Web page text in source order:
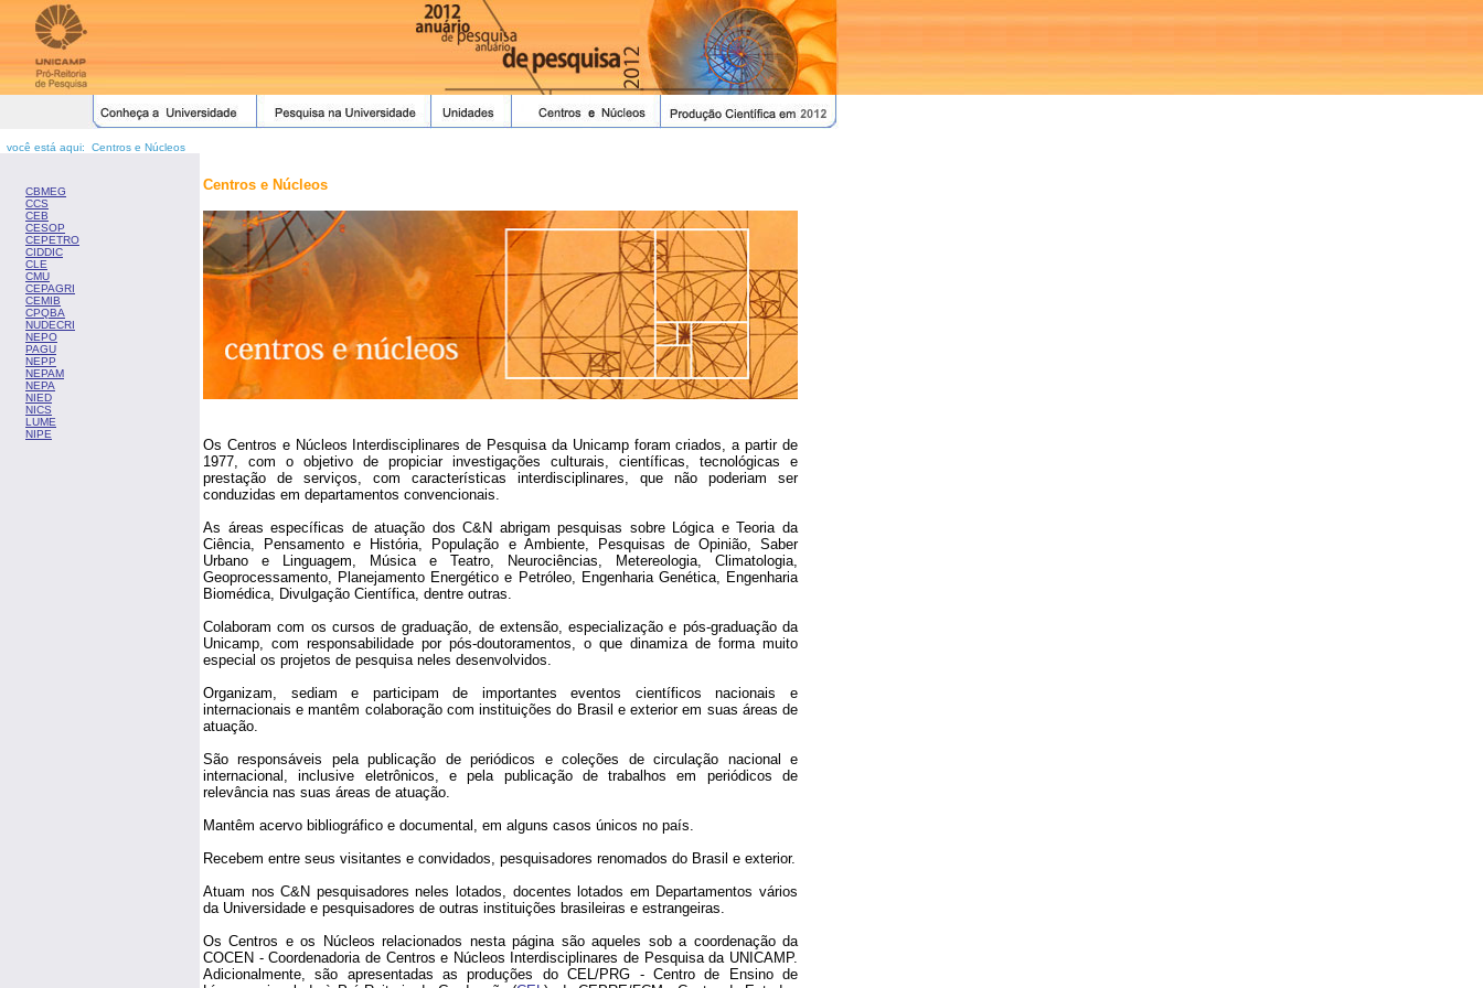
você está aqui: Centros e Núcleos
CBMEG
CCS
CEB
CESOP
CEPETRO
CIDDIC
CLE
CMU
CEPAGRI
CEMIB
CPQBA
NUDECRI
NEPO
PAGU
NEPP
NEPAM
NEPA
NIED
NICS
LUME
NIPE
Centros e Núcleos
Os Centros e Núcleos Interdisciplinares de Pesquisa da Unicamp foram criados, a partir de
1977, com o objetivo de propiciar investigações culturais, científicas, tecnológicas e
prestação de serviços, com características interdisciplinares, que não poderiam ser
conduzidas em departamentos convencionais.
As áreas específicas de atuação dos C&N abrigam pesquisas sobre Lógica e Teoria da
Ciência, Pensamento e História, População e Ambiente, Pesquisas de Opinião, Saber
Urbano e Linguagem, Música e Teatro, Neurociências, Metereologia, Climatologia,
Geoprocessamento, Planejamento Energético e Petróleo, Engenharia Genética, Engenharia
Biomédica, Divulgação Científica, dentre outras.
Colaboram com os cursos de graduação, de extensão, especialização e pós-graduação da
Unicamp, com responsabilidade por pós-doutoramentos, o que dinamiza de forma muito
especial os projetos de pesquisa neles desenvolvidos.
Organizam, sediam e participam de importantes eventos científicos nacionais e
internacionais e mantêm colaboração com instituições do Brasil e exterior em suas áreas de
atuação.
São responsáveis pela publicação de periódicos e coleções de circulação nacional e
internacional, inclusive eletrônicos, e pela publicação de trabalhos em periódicos de
relevância nas suas áreas de atuação.
Mantêm acervo bibliográfico e documental, em alguns casos únicos no país.
Recebem entre seus visitantes e convidados, pesquisadores renomados do Brasil e exterior.
Atuam nos C&N pesquisadores neles lotados, docentes lotados em Departamentos vários
da Universidade e pesquisadores de outras instituições brasileiras e estrangeiras.
Os Centros e os Núcleos relacionados nesta página são aqueles sob a coordenação da
COCEN - Coordenadoria de Centros e Núcleos Interdisciplinares de Pesquisa da UNICAMP.
Adicionalmente, são apresentadas as produções do CEL/PRG - Centro de Ensino de